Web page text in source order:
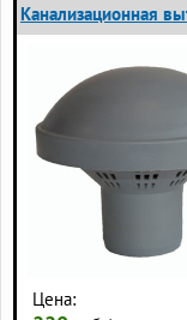
Канализационная
Цена: